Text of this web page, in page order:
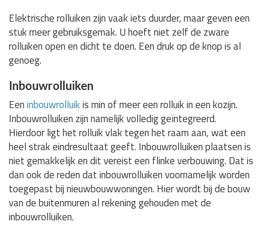
Elektrische rolluiken zijn vaak iets duurder, maar geven een
stuk meer gebruiksgemak. U hoeft niet zelf de zware
rolluiken open en dicht te doen. Een druk op de knop is al
genoeg.
Inbouwrolluiken
Eeninbouwrolluikis min of meer een rolluik in een kozijn.
Inbouwrolluiken zijn namelijk volledig geïntegreerd.
Hierdoor ligt het rolluik vlak tegen het raam aan, wat een
heel strak eindresultaat geeft. Inbouwrolluiken plaatsen is
niet gemakkelijk en dit vereist een flinke verbouwing. Dat is
dan ook de reden dat inbouwrolluiken voornamelijk worden
toegepast bij nieuwbouwwoningen. Hier wordt bij de bouw
van de buitenmuren al rekening gehouden met de
inbouwrolluiken.